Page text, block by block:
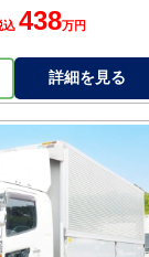
込 438万円
詳細を見る